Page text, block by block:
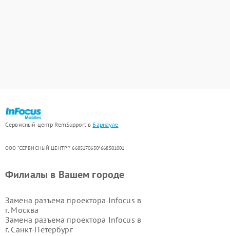
Сервисный центр RemSupport в Барнауле
ООО "СЕРВИСНЫЙ ЦЕНТР"* 6685170650*668501001
Филиалы в Вашем городе
Замена разъема проектора Infocus в
г. Москва
Замена разъема проектора Infocus в
г. Санкт-Петербург